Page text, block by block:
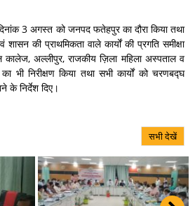
3 अगस्त को जनपद फतेहपुर का दौरा किया तथा
की प्राथमिकता वाले कार्यों की प्रगति समीक्षा
कालेज, अल्लीपुर, राजकीय ज़िला महिला अस्पताल व
भी निरीक्षण किया तथा सभी कार्यों को चरणबद्घ
के निर्देश दिए।
सभी देखें